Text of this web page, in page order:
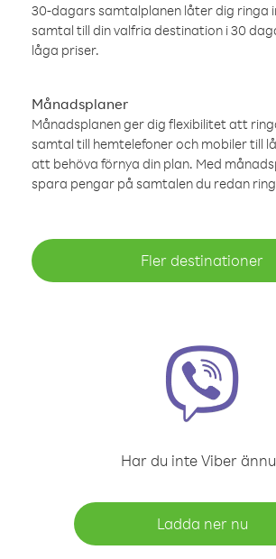
30-dagars samtalplanen låter dig ringa
samtal till din valfria destination i 30
låga priser.
Månadsplaner
Månadsplanen ger dig flexibilitet att
samtal till hemtelefoner och mobiler till
att behöva förnya din plan. Med
spara pengar på samtalen du redan
Fler destinationer
Har du inte Viber
Ladda ner nu